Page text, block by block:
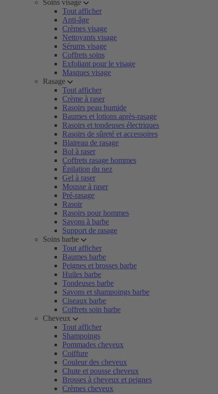
Soins visage
Tout afficher
Anti-âge
Crèmes visage
Nettoyants visage
Sérums visage
Coffrets soins
Exfoliant pour le visage
Masques visage
Rasage
Tout afficher
Crème à raser
Rasoirs peau humide
Baumes et lotions après-rasage
Rasoirs et tondeuses électriques
Rasoirs de sûreté et accessoires
Blaireau de rasage
Bol à raser
Coffrets rasage hommes
Épilation du nez
Gel à raser
Mousse à raser
Pré-rasage
Rasoir
Rasoirs pour hommes
Savons à barbe
Support de rasage
Soins barbe
Tout afficher
Baumes barbe
Peignes et brosses barbe
Huiles barbe
Tondeuses barbe
Savons et shampoings barbe
Ciseaux barbe
Coffrets soin barbe
Cheveux
Tout afficher
Shampoings
Pommades cheveux
Coiffure
Couleur des cheveux
Chute et pousse cheveux
Brosses à cheveux et peignes
Crèmes cheveux